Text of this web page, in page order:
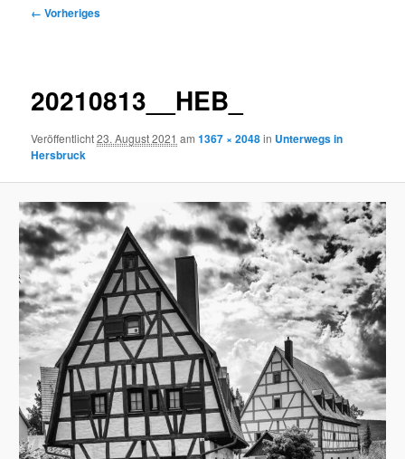
Bilder-
← Vorheriges
20210813__HEB_
Veröffentlicht23. August 2021 am1367 × 2048in Unterwegs in
Hersbruck